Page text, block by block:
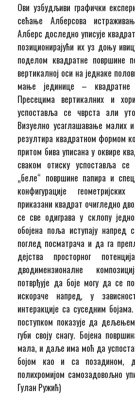
Ови узбудљиви графички
сећање Алберсова
Алберс доследно уписује
позиционирајући их уз доњу
поделом квадратне површине
вертикалној оси на једнаке
мање јединице – квадратне
Пресецима вертикалних и
успоставља се чврста али
Визуелно усаглашавање малих
резултира квадратном формом
притом бива уписана у оквире
сваком отиску успоставља се
„беле“ површине папира и
конфигурације
приказани квадрат очигледно
се све одиграва у склопу
обојена поља иступају
поглед посматрача и да га
дејства просторног
дводимензионалне
потврђује да боје могу да се
искораче напред, у
интеракције са суседним
поступком показује да
губи своју снагу. Бојена
мала, и даље има моћ да
бојом као и са позадином,
полихромијом самозадовољно
Гулан Ружић)